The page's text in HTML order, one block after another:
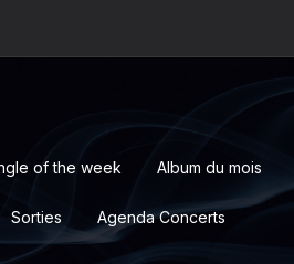
of the week Album du mois
Sorties Agenda Concerts